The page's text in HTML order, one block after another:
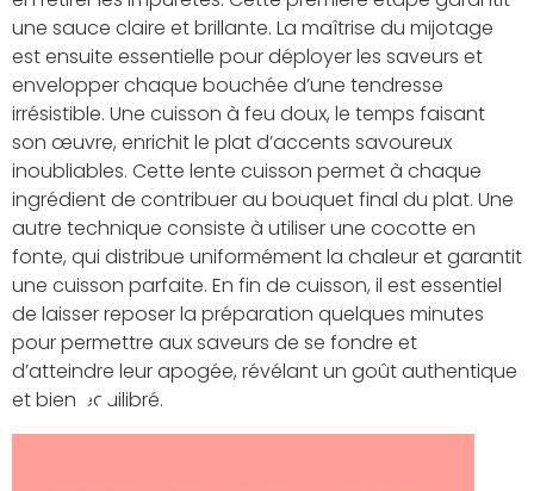
une sauce claire et brillante. La maîtrise du mijotage
est ensuite essentielle pour déployer les saveurs et
envelopper chaque bouchée d’une tendresse
irrésistible. Une cuisson à feu doux, le temps faisant
son œuvre, enrichit le plat d’accents savoureux
inoubliables. Cette lente cuisson permet à chaque
ingrédient de contribuer au bouquet final du plat. Une
autre technique consiste à utiliser une cocotte en
fonte, qui distribue uniformément la chaleur et garantit
une cuisson parfaite. En fin de cuisson, il est essentiel
de laisser reposer la préparation quelques minutes
pour permettre aux saveurs de se fondre et
d’atteindre leur apogée, révélant un goût authentique
et bien équilibré.